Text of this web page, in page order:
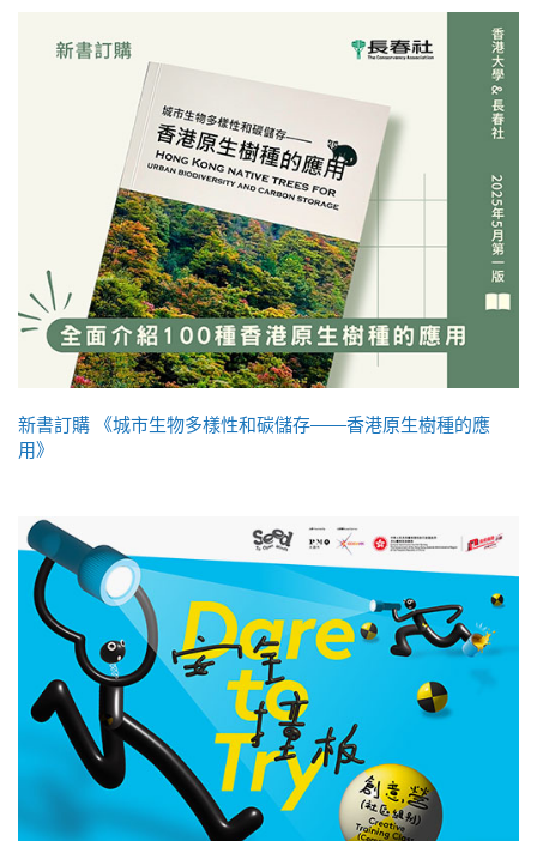
新書訂購 《城市生物多樣性和碳儲存——香港原生樹種的應
用》